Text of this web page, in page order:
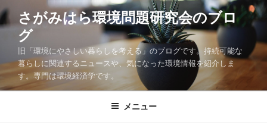
コ
ン
ツ
ス
さがみはら環境問題研究会のブロ
グ
旧「環境にやさしい暮らしを考える」のブログです。持続可能な
暮らしに関連するニュースや、気になった環境情報を紹介しま
す。専門は環境経済学です。
メニュー